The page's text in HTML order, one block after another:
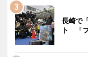
長崎で
ト 「